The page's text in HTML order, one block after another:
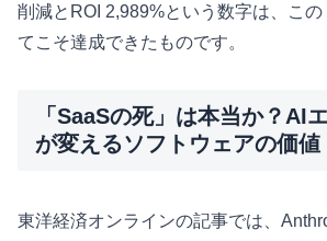
削減とROI 2,989%という数字は、こ
てこそ達成できたものです。
「SaaSの死」は本当か？AI
が変えるソフトウェアの価値
東洋経済オンラインの記事では、